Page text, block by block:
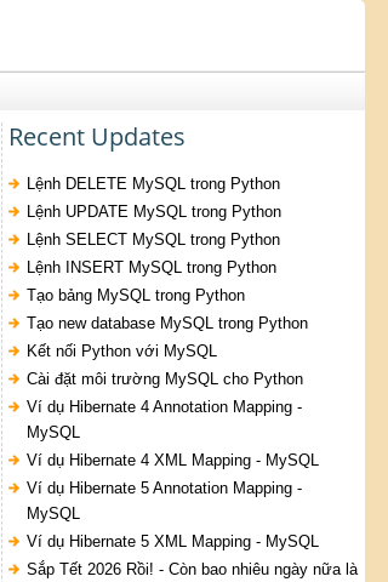
Recent Updates
Lệnh DELETE MySQL trong Python
Lệnh UPDATE MySQL trong Python
Lệnh SELECT MySQL trong Python
Lệnh INSERT MySQL trong Python
Tạo bảng MySQL trong Python
Tạo new database MySQL trong Python
Kết nối Python với MySQL
Cài đặt môi trường MySQL cho Python
Ví dụ Hibernate 4 Annotation Mapping -
MySQL
Ví dụ Hibernate 4 XML Mapping - MySQL
Ví dụ Hibernate 5 Annotation Mapping -
MySQL
Ví dụ Hibernate 5 XML Mapping - MySQL
Sắp Tết 2026 Rồi! - Còn bao nhiêu ngày nữa là